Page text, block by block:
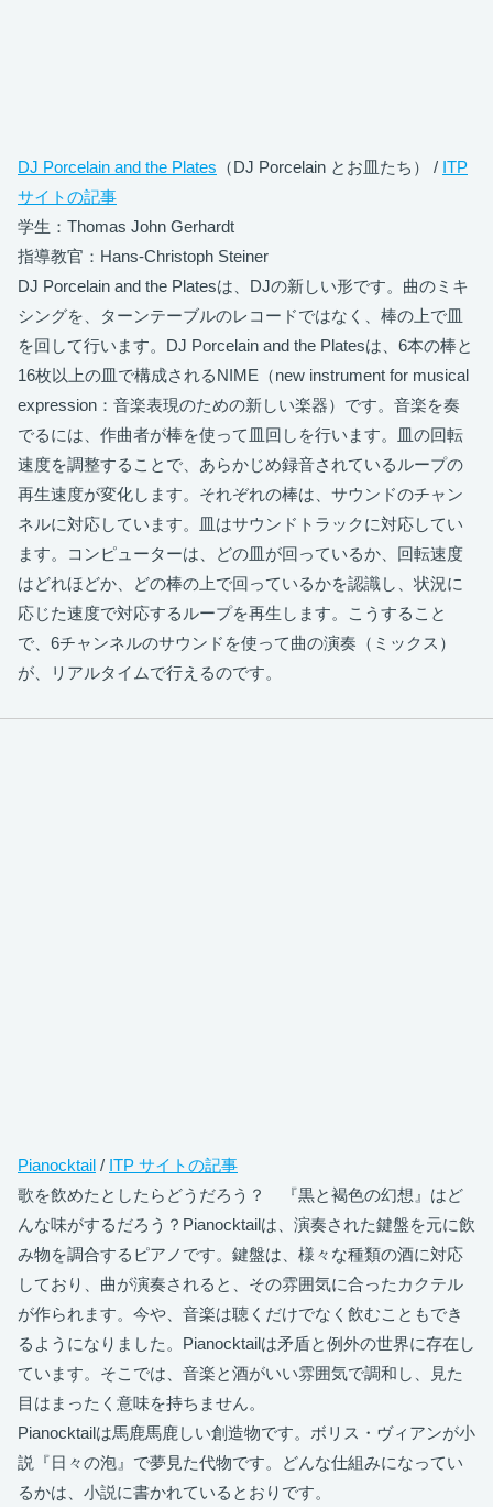
DJ Porcelain and the Plates （DJ Porcelain とお皿たち） / ITP
サイトの記事
学生：Thomas John Gerhardt
指導教官：Hans-Christoph Steiner
DJ Porcelain and the Platesは、DJの新しい形です。曲のミキ
シングを、ターンテーブルのレコードではなく、棒の上で皿
を回して行います。DJ Porcelain and the Platesは、6本の棒と
16枚以上の皿で構成されるNIME（new instrument for musical
expression：音楽表現のための新しい楽器）です。音楽を奏
でるには、作曲者が棒を使って皿回しを行います。皿の回転
速度を調整することで、あらかじめ録音されているループの
再生速度が変化します。それぞれの棒は、サウンドのチャン
ネルに対応しています。皿はサウンドトラックに対応してい
ます。コンピューターは、どの皿が回っているか、回転速度
はどれほどか、どの棒の上で回っているかを認識し、状況に
応じた速度で対応するループを再生します。こうすること
で、6チャンネルのサウンドを使って曲の演奏（ミックス）
が、リアルタイムで行えるのです。
Pianocktail / ITP サイトの記事
歌を飲めたとしたらどうだろう？ 『黒と褐色の幻想』はど
んな味がするだろう？Pianocktailは、演奏された鍵盤を元に飲
み物を調合するピアノです。鍵盤は、様々な種類の酒に対応
しており、曲が演奏されると、その雰囲気に合ったカクテル
が作られます。今や、音楽は聴くだけでなく飲むこともでき
るようになりました。Pianocktailは矛盾と例外の世界に存在し
ています。そこでは、音楽と酒がいい雰囲気で調和し、見た
目はまったく意味を持ちません。
Pianocktailは馬鹿馬鹿しい創造物です。ボリス・ヴィアンが小
説『日々の泡』で夢見た代物です。どんな仕組みになってい
るかは、小説に書かれているとおりです。